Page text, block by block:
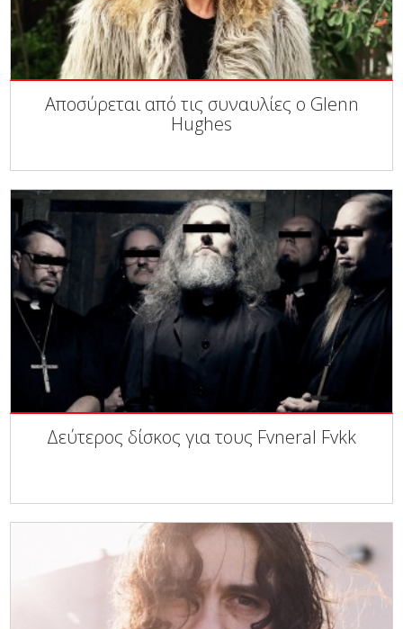
Αποσύρεται από τις συναυλίες ο Glenn
Hughes
Δεύτερος δίσκος για τους Fvneral Fvkk